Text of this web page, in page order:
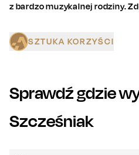
z bardzo muzykalnej rodziny.
SZTUKA KORZYŚCI
Sprawdź gdzie
Szcześniak